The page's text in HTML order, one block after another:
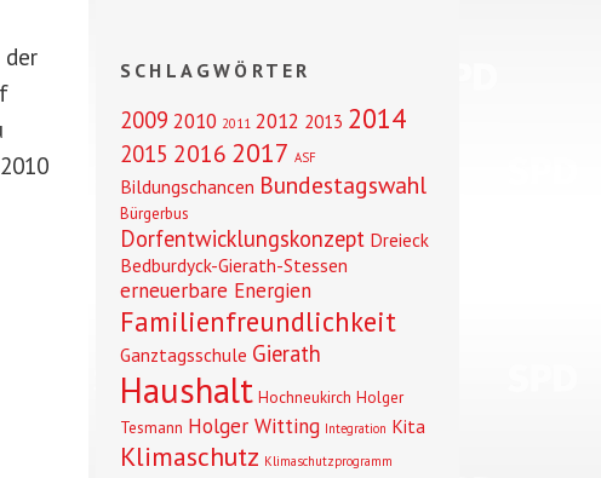
der
SCHLAGWÖRTER
2009 2010 2011 2012 2013 2014
2015 2016 2017 ASF
Bildungschancen Bundestagswahl
Bürgerbus
Dorfentwicklungskonzept Dreieck
Bedburdyck-Gierath-Stessen
erneuerbare Energien
Familienfreundlichkeit
Ganztagsschule Gierath
Haushalt Hochneukirch Holger
Tesmann Holger Witting Integration Kita
Klimaschutz Klimaschutzprogramm